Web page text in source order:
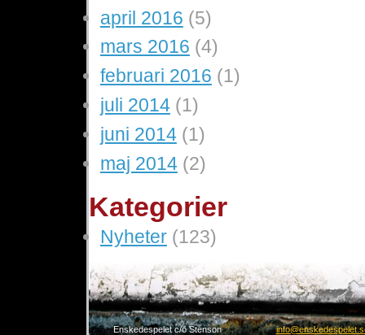
april 2016 (5)
mars 2016 (4)
februari 2016 (1)
juli 2014(1)
juni 2014(1)
maj 2014(2)
Kategorier
Nyheter(123)
Enskedespelet c/o Stenson